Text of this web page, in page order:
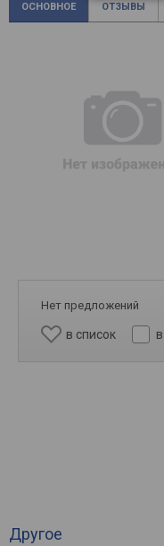
ОСНОВНОЕ ОТЗЫВЫ
Нет предложений
в список
Другое